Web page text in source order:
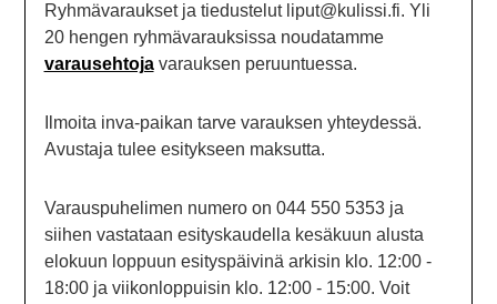
Ryhmävaraukset ja tiedustelut liput@kulissi.fi. Yli
20 hengen ryhmävarauksissa noudatamme
varausehtojavarauksen peruuntuessa.
Ilmoita inva-paikan tarve varauksen yhteydessä.
Avustaja tulee esitykseen maksutta.
Varauspuhelimen numero on 044 550 5353 ja
siihen vastataan esityskaudella kesäkuun alusta
elokuun loppuun esityspäivinä arkisin klo. 12:00 -
18:00 ja viikonloppuisin klo. 12:00 - 15:00. Voit